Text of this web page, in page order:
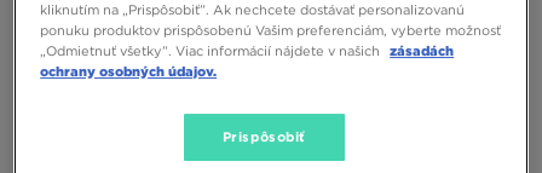
136,00 €
kliknutím na „Prispôsobiť”. Ak nechcete dostávať personalizovanú
ponuku produktov prispôsobenú Vašim preferenciám, vyberte možnosť
„Odmietnuť všetky”. Viac informácií nájdete v našich
zásadách
ochrany osobných údajov.
Prispôsobiť